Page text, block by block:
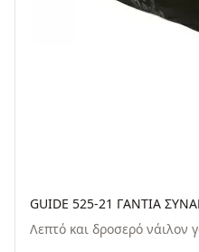
GUIDE 525-21 ΓANTIA
Λεπτό και δροσερό νάιλον